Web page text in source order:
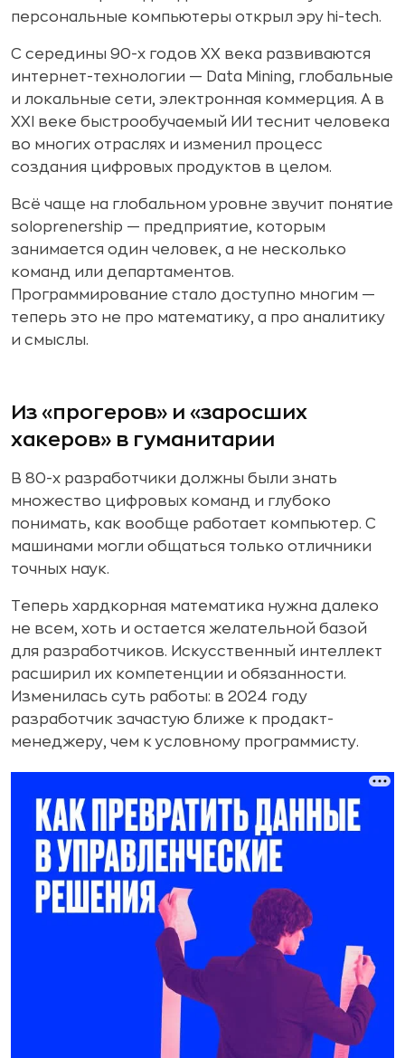
персональные компьютеры открыл эру hi-tech.
С середины 90-х годов XX века развиваются
интернет-технологии — Data Mining, глобальные
и локальные сети, электронная коммерция. А в
XXI веке быстрообучаемый ИИ теснит человека
во многих отраслях и изменил процесс
создания цифровых продуктов в целом.
Всё чаще на глобальном уровне звучит понятие
soloprenership — предприятие, которым
занимается один человек, а не несколько
команд или департаментов.
Программирование стало доступно многим —
теперь это не про математику, а про аналитику
и смыслы.
Из «прогеров» и «заросших
хакеров» в гуманитарии
В 80-х разработчики должны были знать
множество цифровых команд и глубоко
понимать, как вообще работает компьютер. С
машинами могли общаться только отличники
точных наук.
Теперь хардкорная математика нужна далеко
не всем, хоть и остается желательной базой
для разработчиков. Искусственный интеллект
расширил их компетенции и обязанности.
Изменилась суть работы: в 2024 году
разработчик зачастую ближе к продакт-
менеджеру, чем к условному программисту.